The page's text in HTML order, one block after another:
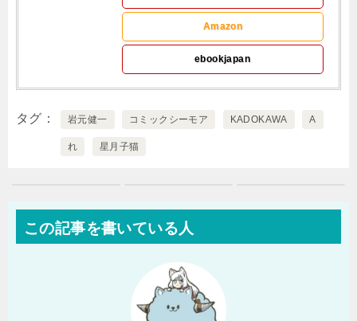
Amazon
ebookjapan
タグ 岩元健一 コミックシーモア KADOKAWA A
れ 星月子猫
この記事を書いている人